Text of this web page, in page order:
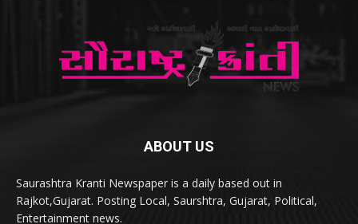
ABOUT US
Saurashtra Kranti Newspaper is a daily based out in
Rajkot,Gujarat. Posting Local, Saurshtra, Gujarat, Political,
Entertainment news.